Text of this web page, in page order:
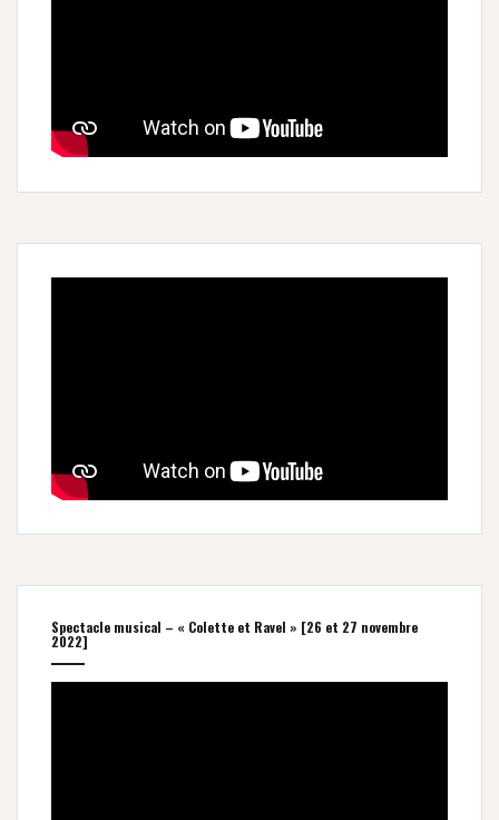
Spectacle musical – « Colette et Ravel » [26 et 27 novembre
2022]